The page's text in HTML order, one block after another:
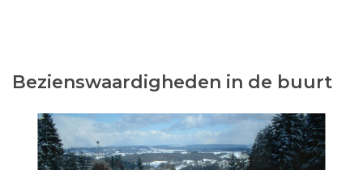
Bezienswaardigheden in de buurt